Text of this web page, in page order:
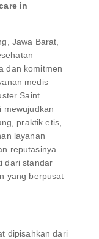
in
Jawa Barat,
dan komitmen
medis
Saint
mewujudkan
praktik etis,
layanan
reputasinya
dari standar
yang berpusat
dipisahkan dari